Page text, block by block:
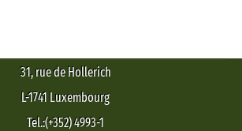
31, rue de Hollerich
L-1741 Luxembourg
Tel.:(+352) 4993-1